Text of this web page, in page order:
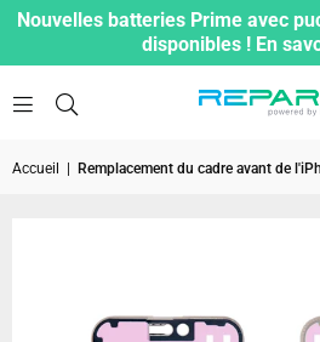
Nouvelles batteries Prime avec
disponibles ! En
Accueil Remplacement du cadre avant de